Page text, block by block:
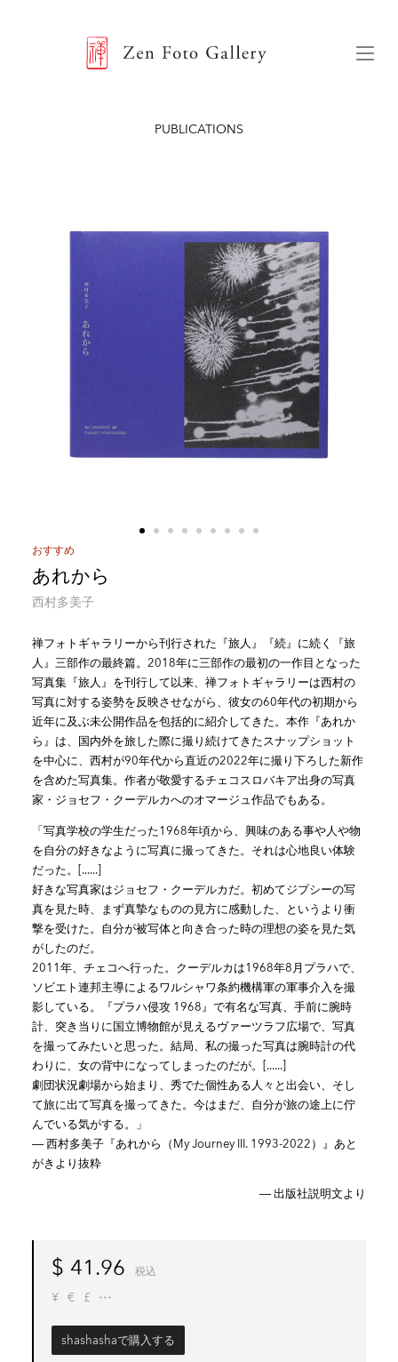
PUBLICATIONS
おすすめ
あれから
西村多美子
禅フォトギャラリーから刊行された『旅人』『続』に続く『旅
人』三部作の最終篇。2018年に三部作の最初の一作目となった
写真集『旅人』を刊行して以来、禅フォトギャラリーは西村の
写真に対する姿勢を反映させながら、彼女の60年代の初期から
近年に及ぶ未公開作品を包括的に紹介してきた。本作『あれか
ら』は、国内外を旅した際に撮り続けてきたスナップショット
を中心に、西村が90年代から直近の2022年に撮り下ろした新作
を含めた写真集。作者が敬愛するチェコスロバキア出身の写真
家・ジョセフ・クーデルカへのオマージュ作品でもある。
「写真学校の学生だった1968年頃から、興味のある事や人や物
を自分の好きなように写真に撮ってきた。それは心地良い体験
だった。[......]
好きな写真家はジョセフ・クーデルカだ。初めてジプシーの写
真を見た時、まず真摯なものの見方に感動した、というより衝
撃を受けた。自分が被写体と向き合った時の理想の姿を見た気
がしたのだ。
2011年、チェコへ行った。クーデルカは1968年8月プラハで、
ソビエト連邦主導によるワルシャワ条約機構軍の軍事介入を撮
影している。『プラハ侵攻 1968』で有名な写真、手前に腕時
計、突き当りに国立博物館が見えるヴァーツラフ広場で、写真
を撮ってみたいと思った。結局、私の撮った写真は腕時計の代
わりに、女の背中になってしまったのだが。[......]
劇団状況劇場から始まり、秀でた個性ある人々と出会い、そし
て旅に出て写真を撮ってきた。今はまだ、自分が旅の途上に佇
んでいる気がする。」
― 西村多美子『あれから（My Journey III. 1993-2022）』あと
がきより抜粋
― 出版社説明文より
$ 41.96 税込
¥ € £
shashashaで購入する